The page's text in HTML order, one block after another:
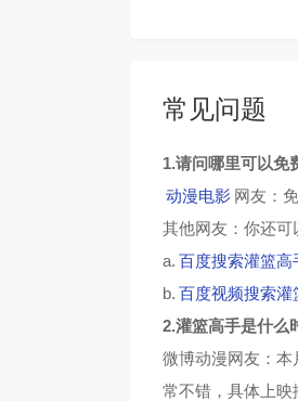
第77集
第81集
第85集
常见问题
1.请问哪里可以免
动漫电影 网友：
其他网友：你还可
a. 百度搜索灌篮高
b. 百度视频搜索灌
2.灌篮高手是什么
微博动漫网友：本
常不错，具体上